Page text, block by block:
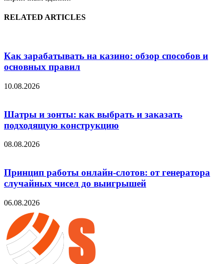
RELATED ARTICLES
Как зарабатывать на казино: обзор способов и
основных правил
10.08.2026
Шатры и зонты: как выбрать и заказать
подходящую конструкцию
08.08.2026
Принцип работы онлайн-слотов: от генератора
случайных чисел до выигрышей
06.08.2026